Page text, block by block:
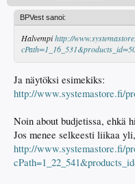
BPVest sanoi:
Halvempihttp://
Ja näytöksi esimekiks:
http://www.systemastore.fi/
Noin about budjetissa, ehkä
Jos menee selkeesti liikaa
http://www.systemastore.fi/